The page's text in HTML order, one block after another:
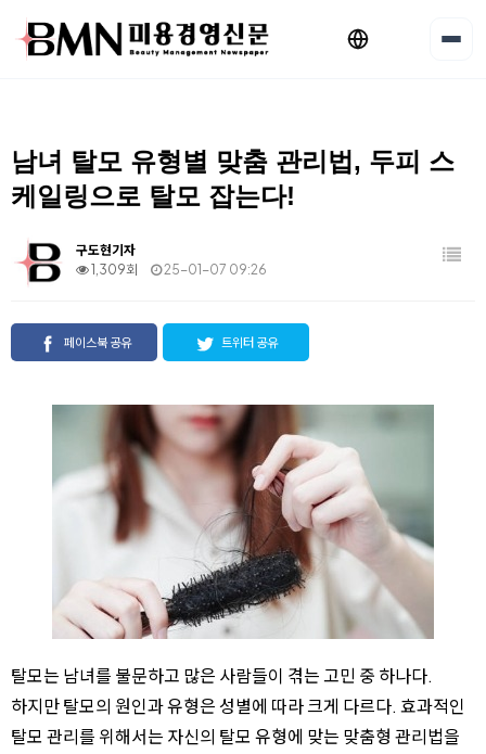
남녀 탈모 유형별 맞춤 관리법, 두피 스
케일링으로 탈모 잡는다!
구도현기자
1,309회
25-01-07 09:26
페이스북 공유 트위터 공유
탈모는 남녀를 불문하고 많은 사람들이 겪는 고민 중 하나다.
하지만 탈모의 원인과 유형은 성별에 따라 크게 다르다. 효과적인
탈모 관리를 위해서는 자신의 탈모 유형에 맞는 맞춤형 관리법을